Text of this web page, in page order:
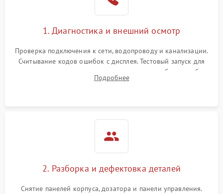
1. Диагностика и внешний осмотр
Проверка подключения к сети, водопроводу и канализации.
Считывание кодов ошибок с дисплея. Тестовый запуск для
выявления посторонних шумов, протечек или сбоев в работе
электронного модуля управления.
Подробнее
2. Разборка и дефектовка деталей
Снятие панелей корпуса, дозатора и панели управления.